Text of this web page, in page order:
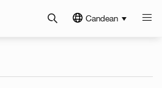
Candean